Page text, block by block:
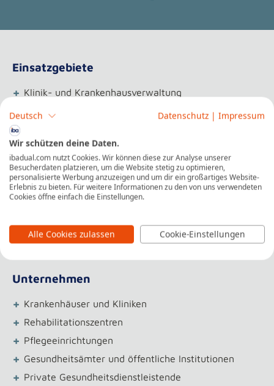
Einsatzgebiete
+ Klinik- und Krankenhausverwaltung
+ Praxismanagement
+
+ Finanz- und Controllingabteilung
+ Behandeltenmanagement
+ Gesundheitsplanung und -politik
+ Marketing und Kommunikation
+
+ Gesundheits-IT
Unternehmen
+ Krankenhäuser und Kliniken
+ Rehabilitationszentren
+ Pflegeeinrichtungen
+ Gesundheitsämter und öffentliche Institutionen
+ Private Gesundheitsdienstleistende
Deutsch Datenschutz | Impressum
Wir schützen deine Daten.
ibadual.com nutzt Cookies. Wir können diese zur Analyse unserer
Besucherdaten platzieren, um die Website stetig zu optimieren,
personalisierte Werbung anzuzeigen und um dir ein großartiges Website-
Erlebnis zu bieten. Für weitere Informationen zu den von uns verwendeten
Cookies öffne einfach die Einstellungen.
Alle Cookies zulassen Cookie-Einstellungen